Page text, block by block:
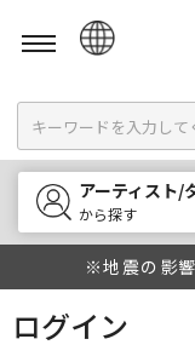
English
한국어
中文
アーティスト/
から探す
※地震の影
ログイン